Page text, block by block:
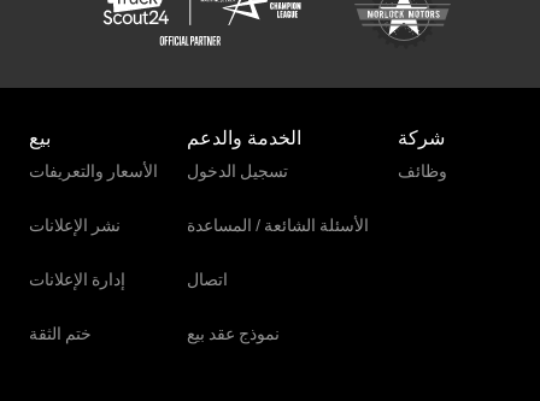
بيع
الأسعار والتعريفات
نشر الإعلانات
إدارة الإعلانات
ختم الثقة
الخدمة والدعم
تسجيل الدخول
الأسئلة الشائعة / المساعدة
اتصال
نموذج عقد بيع
شركة
وظائف